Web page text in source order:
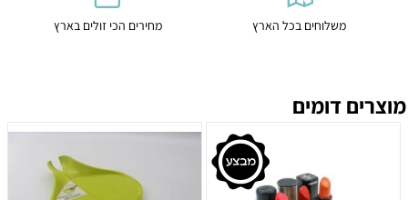
משלוחים בכל הארץ מחירים הכי זולים בארץ
מוצרים דומים